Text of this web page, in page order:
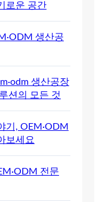
로운 공간
생산공
생산공장
션의 모든 것
기, OEM·ODM
보세요
전문